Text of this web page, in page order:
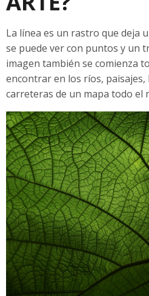
La línea es un rastro que deja
se puede ver con puntos y un
imagen también se comienza
encontrar en los ríos, paisajes,
carreteras de un mapa todo el